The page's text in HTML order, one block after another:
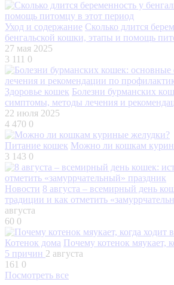
Уход и содержание Сколько длится
бенгальской кошки, этапы и помощь
27 мая 2025
3 111 0
Здоровье кошек Болезни бурманских
симптомы, методы лечения и
22 июля 2025
4 470 0
Питание кошек Можно ли кошкам
3 143 0
Новости 8 августа – всемирный день
традиции и как отметить
августа
60 0
Котенок дома Почему котенок мяукает,
5 причин 2 августа
161 0
Посмотреть все